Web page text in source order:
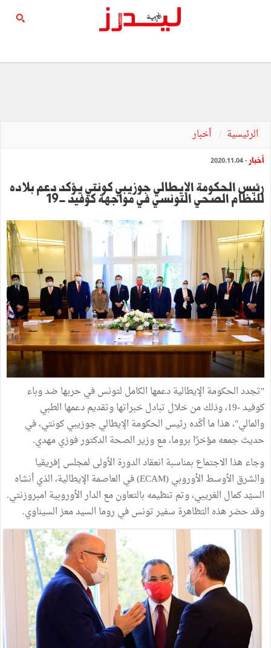
الرئيسية أخبار
أخبار - 2020.11.04
رئيس الحكومة الإيطالي جوزيبي كونتي يؤكد دعم بلاده
للنظام الصحي التونسي في مواجهة كوفيد -19
"تجدد الحكومة الإيطالية دعمها الكامل لتونس في حربها ضد وباء
كوفيد -19، وذلك من خلال تبادل خبراتها وتقديم دعمها الطبي
والمالي"، هذا ما أكّده رئيس الحكومة الإيطالي جوزيبي كونتي، في
حديث جمعه مؤخرًا بروما، مع وزير الصحة الدكتور فوزي مهدي.
وجاء هذا الاجتماع بمناسبة انعقاد الدورة الأولى لمجلس إفريقيا
والشرق الأوسط الأوروبي (ECAM) في العاصمة الإيطالية، الذي أنشاه
السيّد كمال الغريبي، وتم تنظيمه بالتعاون مع الدار الأوروبية امبروزنتي.
وقد حضر هذه التظاهرة سفير تونس في روما السيد معز السيناوي.